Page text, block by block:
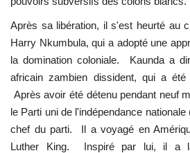
English Swahili español
French Arabic
Après sa libération, il s'est heurté au
Harry Nkumbula, qui a adopté une
la domination coloniale. Kaunda a
africain zambien dissident, qui a été
Après avoir été détenu pendant neuf
le Parti uni de l'indépendance
chef du parti. Il a voyagé en
Luther King. Inspiré par lui, il a